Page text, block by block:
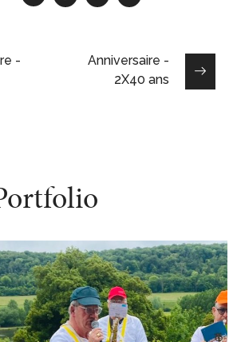
-
Anniversaire -
2X40 ans
de mariage